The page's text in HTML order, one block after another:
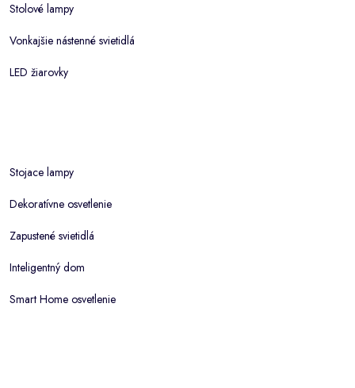
Stolové lampy
Vonkajšie nástenné svietidlá
LED žiarovky
Stojace lampy
Dekoratívne osvetlenie
Zapustené svietidlá
Inteligentný dom
Smart Home osvetlenie